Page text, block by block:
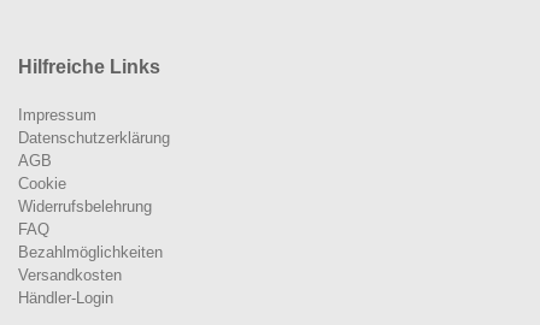
Hilfreiche Links
Impressum
Datenschutzerklärung
AGB
Cookie
Widerrufsbelehrung
FAQ
Bezahlmöglichkeiten
Versandkosten
Händler-Login